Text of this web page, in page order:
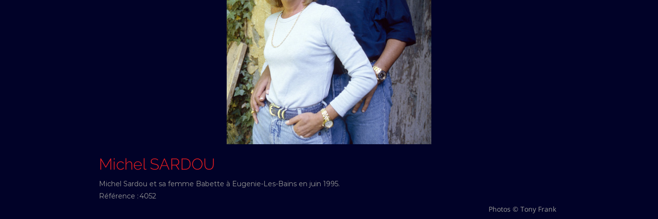
Michel SARDOU
Michel Sardou et sa femme Babette à Eugenie-Les-Bains en juin 1995.
Référence :4052
Photos © Tony Frank